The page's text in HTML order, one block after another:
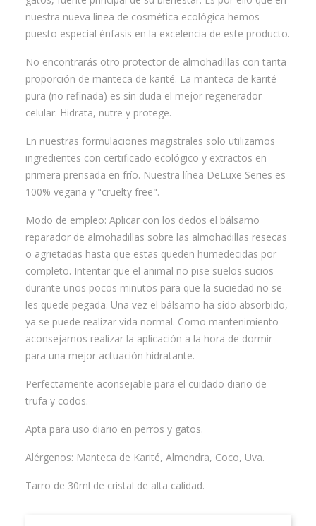
nuestra nueva línea de cosmética ecológica hemos
puesto especial énfasis en la excelencia de este producto.
No encontrarás otro protector de almohadillas con tanta
proporción de manteca de karité. La manteca de karité
pura (no refinada) es sin duda el mejor regenerador
celular. Hidrata, nutre y protege.
En nuestras formulaciones magistrales solo utilizamos
ingredientes con certificado ecológico y extractos en
primera prensada en frío. Nuestra línea DeLuxe Series es
100% vegana y "cruelty free".
Modo de empleo: Aplicar con los dedos el bálsamo
reparador de almohadillas sobre las almohadillas resecas
o agrietadas hasta que estas queden humedecidas por
completo. Intentar que el animal no pise suelos sucios
durante unos pocos minutos para que la suciedad no se
les quede pegada. Una vez el bálsamo ha sido absorbido,
ya se puede realizar vida normal. Como mantenimiento
aconsejamos realizar la aplicación a la hora de dormir
para una mejor actuación hidratante.
Perfectamente aconsejable para el cuidado diario de
trufa y codos.
Apta para uso diario en perros y gatos.
Alérgenos: Manteca de Karité, Almendra, Coco, Uva.
Tarro de 30ml de cristal de alta calidad.